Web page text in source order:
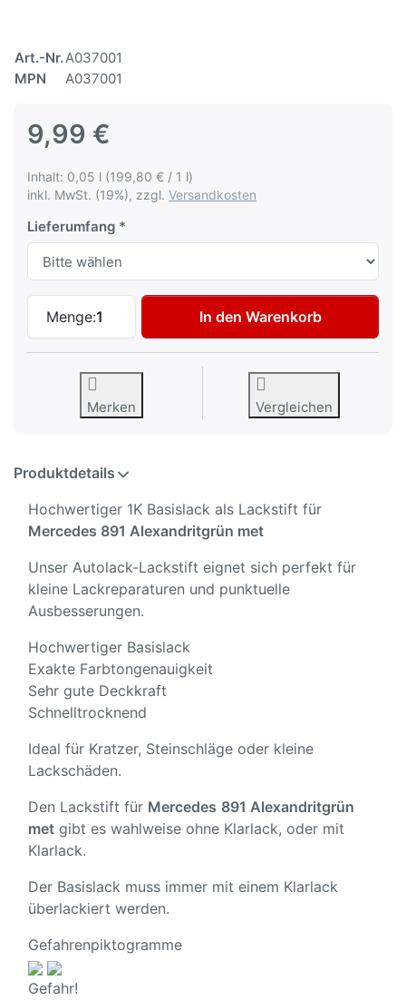
Art.-Nr.A037001
MPN
A037001
9,99 €
Inhalt: 0,05 l (199,80 € / 1 l)
inkl. MwSt. (19%), zzgl. Versandkosten
Lieferumfang
Menge:1
Autolack Lackstift für Mercedes 891
In den Warenkorb
Merken Vergleichen
Produktdetails
Hochwertiger 1K Basislack als Lackstift für
Mercedes 891 Alexandritgrün met
Unser Autolack-Lackstift eignet sich perfekt für
kleine Lackreparaturen und punktuelle
Ausbesserungen.
Hochwertiger Basislack
Exakte Farbtongenauigkeit
Sehr gute Deckkraft
Schnelltrocknend
Ideal für Kratzer, Steinschläge oder kleine
Lackschäden.
Den Lackstift für Mercedes 891 Alexandritgrün
met gibt es wahlweise ohne Klarlack, oder mit
Klarlack.
Der Basislack muss immer mit einem Klarlack
überlackiert werden.
Gefahrenpiktogramme
Gefahr!